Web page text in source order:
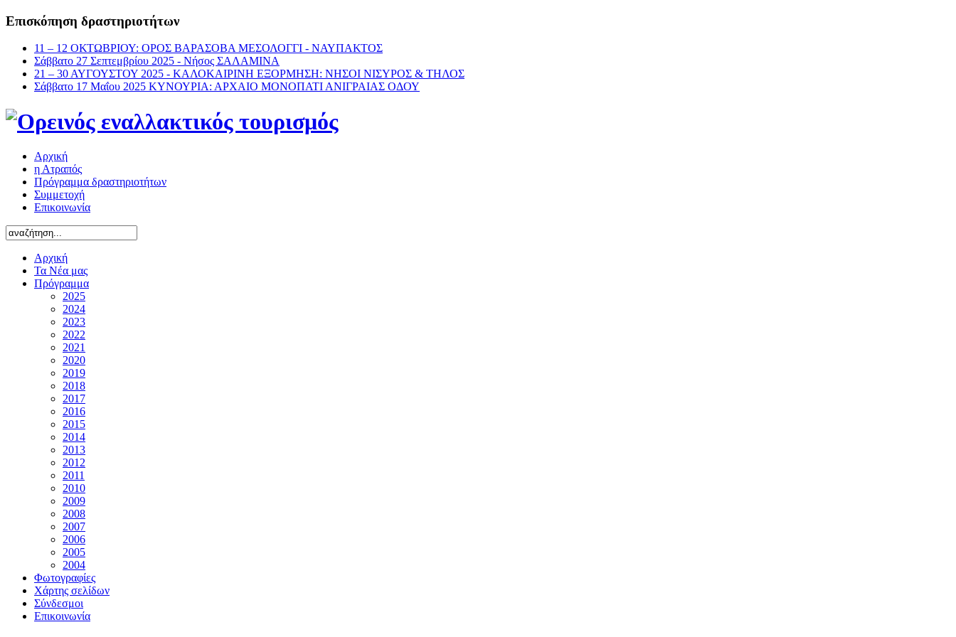
Επισκόπηση δραστηριοτήτων
11 – 12 ΟΚΤΩΒΡΙΟΥ: ΟΡΟΣ ΒΑΡΑΣΟΒΑ ΜΕΣΟΛΟΓΓΙ - ΝΑΥΠΑΚΤΟΣ
Σάββατο 27 Σεπτεμβρίου 2025 - Νήσος ΣΑΛΑΜΙΝΑ
21 – 30 ΑΥΓΟΥΣΤΟΥ 2025 - ΚΑΛΟΚΑΙΡΙΝΗ ΕΞΟΡΜΗΣΗ: ΝΗΣΟΙ ΝΙΣΥΡΟΣ & ΤΗΛΟΣ
Σάββατο 17 Μαΐου 2025 ΚΥΝΟΥΡΙΑ: ΑΡΧΑΙΟ ΜΟΝΟΠΑΤΙ ΑΝΙΓΡΑΙΑΣ ΟΔΟΥ
Αρχική
η Ατραπός
Πρόγραμμα δραστηριοτήτων
Συμμετοχή
Επικοινωνία
Αρχική
Τα Νέα μας
Πρόγραμμα
2025
2024
2023
2022
2021
2020
2019
2018
2017
2016
2015
2014
2013
2012
2011
2010
2009
2008
2007
2006
2005
2004
Φωτογραφίες
Χάρτης σελίδων
Σύνδεσμοι
Επικοινωνία